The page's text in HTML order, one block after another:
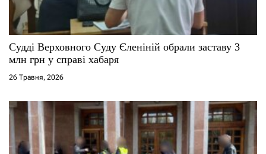
с
і
в
Судді Верховного Суду Єленіній обрали заставу 3
млн грн у справі хабаря
26 Травня, 2026